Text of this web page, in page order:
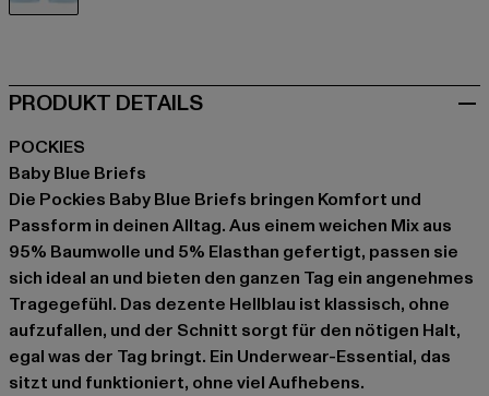
PRODUKT DETAILS
POCKIES
Baby Blue Briefs
Die Pockies Baby Blue Briefs bringen Komfort und
Passform in deinen Alltag. Aus einem weichen Mix aus
95% Baumwolle und 5% Elasthan gefertigt, passen sie
sich ideal an und bieten den ganzen Tag ein angenehmes
Tragegefühl. Das dezente Hellblau ist klassisch, ohne
aufzufallen, und der Schnitt sorgt für den nötigen Halt,
egal was der Tag bringt. Ein Underwear-Essential, das
sitzt und funktioniert, ohne viel Aufhebens.